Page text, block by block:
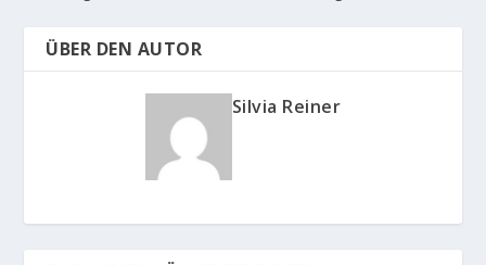
ÜBER DEN AUTOR
Silvia Reiner